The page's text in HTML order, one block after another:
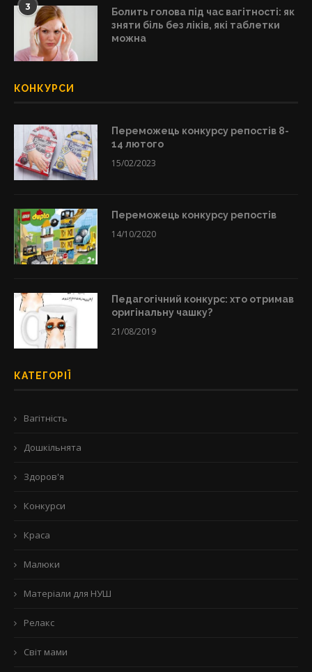
3
Болить голова під час вагітності: як
зняти біль без ліків, які таблетки
можна
КОНКУРСИ
Переможець конкурсу репостів 8-
14 лютого
15/02/2023
Переможець конкурсу репостів
14/10/2020
Педагогічний конкурс: хто отримав
оригінальну чашку?
21/08/2019
КАТЕГОРІЇ
Вагітність
Дошкільнята
Здоров'я
Конкурси
Краса
Малюки
Матеріали для НУШ
Релакс
Світ мами